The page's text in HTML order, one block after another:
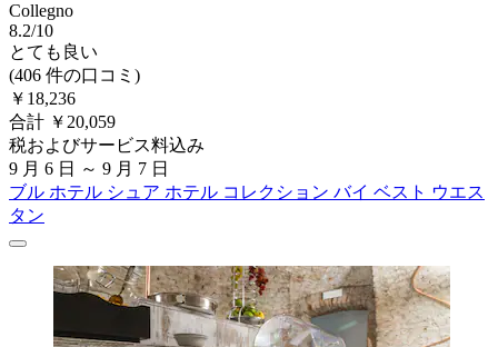
Collegno
8.2/10
とても良い
(406 件の口コミ)
￥18,236
合計 ￥20,059
税およびサービス料込み
9 月 6 日 ～ 9 月 7 日
ブル ホテル シュア ホテル コレクション バイ ベスト ウエス
タン